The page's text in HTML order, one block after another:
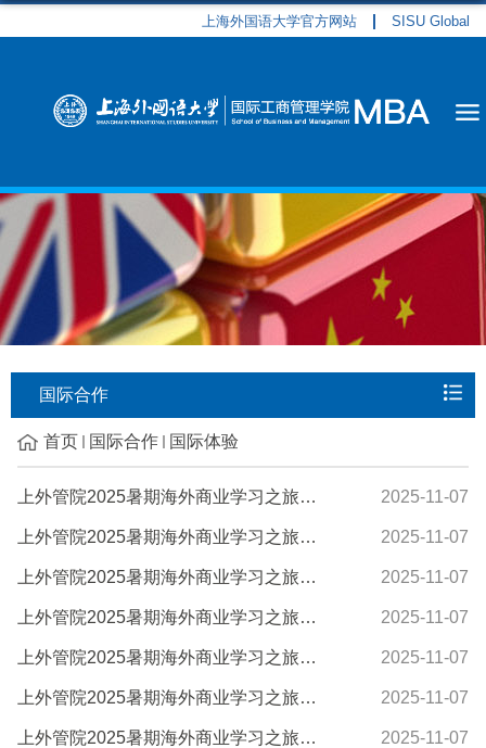
上海外国语大学官方网站 SISU Global
国际合作
首页 国际合作 国际体验
上外管院2025暑期海外商业学习之旅美国站精彩收官——纽约双轨探索：聚焦金融科技与数字医疗 2025-11-07
上外管院2025暑期海外商业学习之旅美国站精彩继续 ——学术殿堂对话AI变革，金融腹地解码高盛智慧 2025-11-07
上外管院2025暑期海外商业学习之旅美国站精彩启航 ——在世界金融中心深度体验Fintech 2025-11-07
上外管院2025暑期海外商业学习之旅法国游学纪实Day 5——探索可持续商业与奢侈品体验的未来密码 2025-11-07
上外管院2025暑期海外商业学习之旅法国游学Day4—《VISION PARIS》特集：当IESEG数字密钥撞进莎玛... 2025-11-07
上外管院2025暑期海外商业学习之旅法国游学纪实Day 3——解码奢侈品的色彩哲学与工匠精神 2025-11-07
上外管院2025暑期海外商业学习之旅法国游学纪实Day2——探索奢侈品品牌管理的传承与创新 2025-11-07